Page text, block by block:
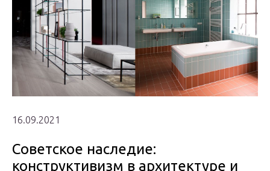
16.09.2021
Советское наследие:
конструктивизм в архитектуре и